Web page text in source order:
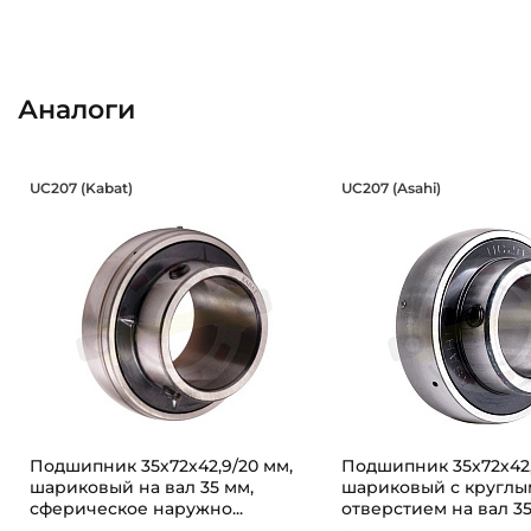
Аналоги
Подшипник 35х72х42,9/20 мм,
Подшипник шариковый UC207 Kabat на вал 35 мм.
UC207 (Kabat)
Подшипник 35х72х42,9/20 мм,
шариковый на вал 35 мм,
сферическое наружно...
Подшипник
Подшипник UC207
UC207 (Asahi)
Подшипник
шариковый с
отверстием на вал